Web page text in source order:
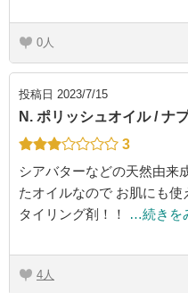
0
投稿日 2023/7/15
N. ポリッシュオイル / ナ
3
シアバターなどの天然由来
たオイルなので お肌にも使
タイリング剤！！
…続きを
4